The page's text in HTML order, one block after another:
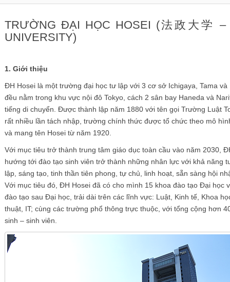
TRƯỜNG ĐẠI HỌC HOSEI (法政大学 –
UNIVERSITY)
1. Giới thiệu
ĐH Hosei là một trường đại học tư lập với 3 cơ sở Ichigaya, Tama và
đều nằm trong khu vực nội đô Tokyo, cách 2 sân bay Haneda và
tiếng di chuyển. Được thành lập năm 1880 với tên gọi Trường Luật
rất nhiều lần tách nhập, trường chính thức được tổ chức theo mô
và mang tên Hosei từ năm 1920.
Với mục tiêu trở thành trung tâm giáo dục toàn cầu vào năm 2030,
hướng tới đào tạo sinh viên trở thành những nhân lực với khả năng
lập, sáng tạo, tinh thần tiên phong, tự chủ, linh hoạt, sẵn sàng hội
Với mục tiêu đó, ĐH Hosei đã có cho mình 15 khoa đào tạo Đại học
đào tạo sau Đại học, trải dài trên các lĩnh vực: Luật, Kinh tế, Khoa
thuật, IT; cùng các trường phổ thông trực thuộc, với tổng cộng hơn
sinh – sinh viên.